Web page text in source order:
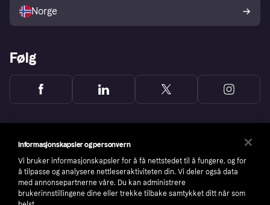
Norge
Følg
Informasjonskapsler og personvern
Vi bruker informasjonskapsler for å få nettstedet til å fungere, og for
å tilpasse og analysere nettleseraktiviteten din. Vi deler også data
med annonsepartnerne våre. Du kan administrere
brukerinnstillingene dine eller trekke tilbake samtykket ditt når som